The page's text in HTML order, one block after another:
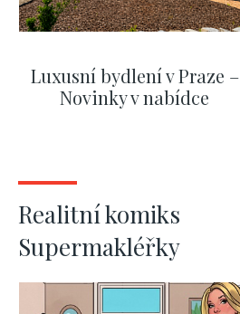
Luxusní bydlení v Praze –
Novinky v nabídce
Realitní komiks
Supermakléřky